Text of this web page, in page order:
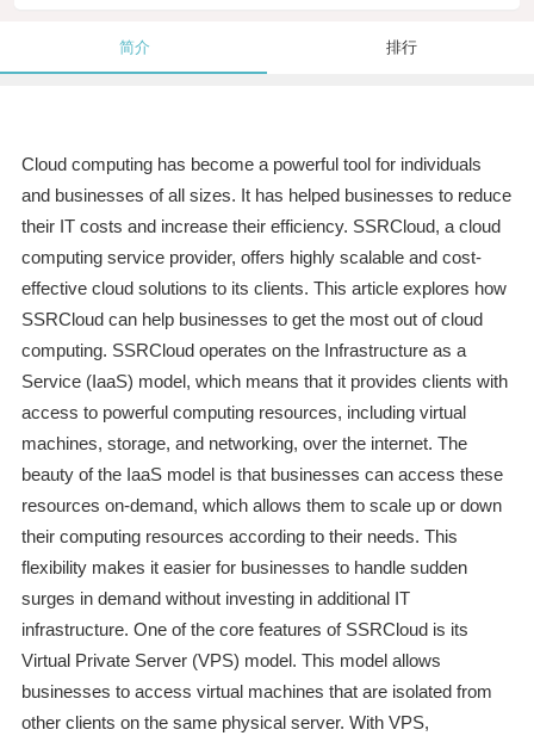
简介 排行
Cloud computing has become a powerful tool for individuals
and businesses of all sizes. It has helped businesses to reduce
their IT costs and increase their efficiency. SSRCloud, a cloud
computing service provider, offers highly scalable and cost-
effective cloud solutions to its clients. This article explores how
SSRCloud can help businesses to get the most out of cloud
computing. SSRCloud operates on the Infrastructure as a
Service (IaaS) model, which means that it provides clients with
access to powerful computing resources, including virtual
machines, storage, and networking, over the internet. The
beauty of the IaaS model is that businesses can access these
resources on-demand, which allows them to scale up or down
their computing resources according to their needs. This
flexibility makes it easier for businesses to handle sudden
surges in demand without investing in additional IT
infrastructure. One of the core features of SSRCloud is its
Virtual Private Server (VPS) model. This model allows
businesses to access virtual machines that are isolated from
other clients on the same physical server. With VPS,